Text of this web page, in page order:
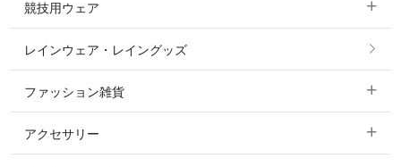
カットソー・Tシャツ・タンクトップ
パーカー・トレーナー・スウェット
ニット・セーター
コート
ジャケット・ブルゾン
その他 アウター
競技用ウェア
すべての競技用ウェア
ショージャケット
ショーシャツ
レインウェア・レイングッズ
ファッション雑貨
すべてのファッション雑貨
アクセサリー